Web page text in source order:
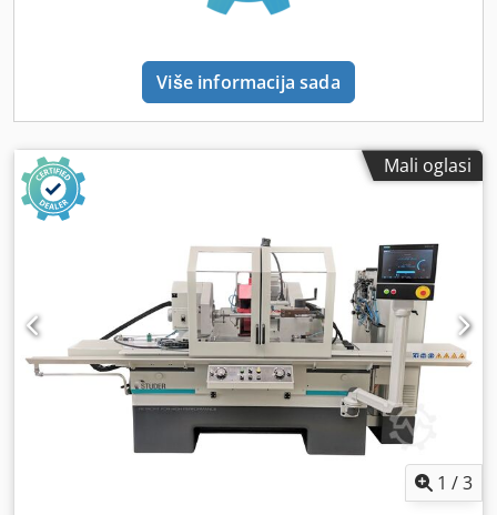
remont vašeg postojećeg stroja! Schaudt / Studer /
Tacchella i mnogi drugi.
Više informacija sada
Mali oglasi
1 /3